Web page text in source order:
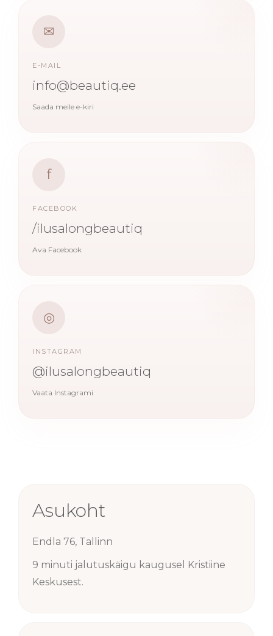
✉
E-MAIL
info@beautiq.ee
Saada meile e-kiri
f
FACEBOOK
/ilusalongbeautiq
Ava Facebook
◎
INSTAGRAM
@ilusalongbeautiq
Vaata Instagrami
Asukoht
Endla 76, Tallinn
9 minuti jalutuskäigu kaugusel Kristiine
Keskusest.